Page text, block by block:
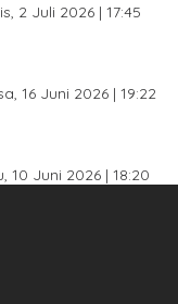
2 Juli 2026 | 17:45
16 Juni 2026 | 19:22
10 Juni 2026 | 18:20